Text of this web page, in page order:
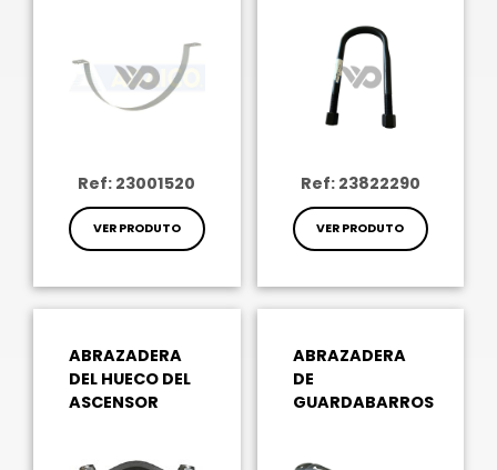
Ref: 23001520
VER PRODUTO
Ref: 23822290
VER PRODUTO
ABRAZADERA
DEL HUECO DEL
ASCENSOR
ABRAZADERA
DE
GUARDABARROS